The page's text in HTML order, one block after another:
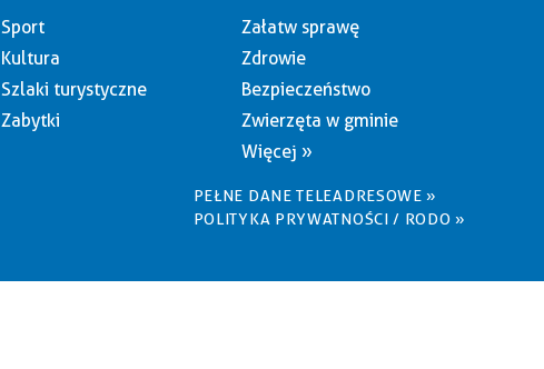
Sport
Kultura
Szlaki turystyczne
Zabytki
Załatw sprawę
Zdrowie
Bezpieczeństwo
Zwierzęta w gminie
Więcej »
PEŁNE DANE TELEADRESOWE »
POLITYKA PRYWATNOŚCI / RODO »